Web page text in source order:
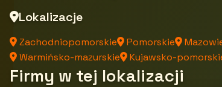
Lokalizacje
Zachodniopomorskie Pomorskie
Warmińsko-mazurskie
Kujawsko-
Firmy w tej lokalizacji